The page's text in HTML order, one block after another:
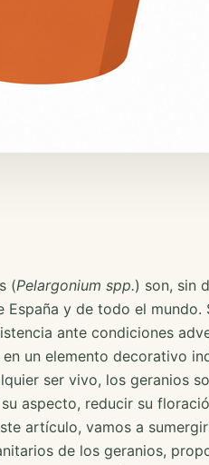
(Pelargonium spp.) son, sin
y de todo el mundo.
ante condiciones
un elemento decorativo
ser vivo, los geranios
aspecto, reducir su
artículo, vamos a
de los geranios,